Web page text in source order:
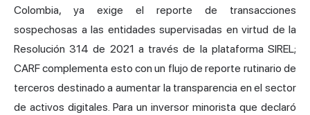
Colombia, ya exige el reporte de transacciones
sospechosas a las entidades supervisadas en virtud de la
Resolución 314 de 2021 a través de la plataforma SIREL;
CARF complementa esto con un flujo de reporte rutinario de
terceros destinado a aumentar la transparencia en el sector
de activos digitales. Para un inversor minorista que declaró